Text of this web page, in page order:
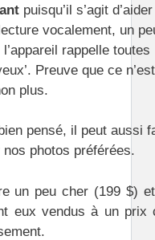
puisqu’il s’agit
vocalement, un
rappelle
Preuve que ce
plus.
pensé, il peut aussi
photos préférées.
un peu cher (199 $)
eux vendus à un